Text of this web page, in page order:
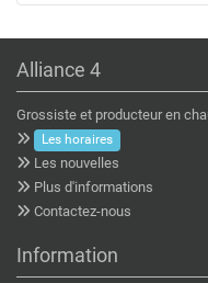
Alliance 4
Grossiste et producteur en
Les horaires
Les nouvelles
Plus d'informations
Contactez-nous
Information